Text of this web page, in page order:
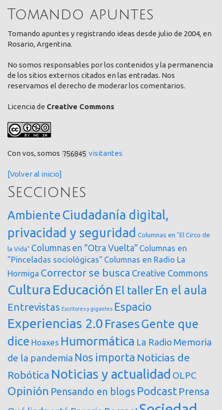
Tomando apuntes
Tomando apuntes y registrando ideas desde julio de 2004, en
Rosario, Argentina.
No somos responsables por los contenidos y la permanencia
de los sitios externos citados en las entradas. Nos
reservamos el derecho de moderar los comentarios.
Licencia de Creative Commons
Con vos, somos visitantes
[Volver al inicio]
Secciones
AmbienteCiudadanía digital,
privacidad y seguridad Columnas en "El Circo de
la Vida" Columnas en "Otra Vuelta" Columnas en
"Pinceladas sociológicas" Columnas en Radio La
Hormiga Corrector se busca Creative Commons
Cultura Educación El taller En el aula
Entrevistas Escritores y gigantes Espacio
Experiencias 2.0 FrasesGente que
dice Hoaxes Humormática La Radio Memoria
de la pandemia Nos importa Noticias de
Robótica Noticias y actualidad OLPC
Opinión Pensando en blogs Podcast Prensa